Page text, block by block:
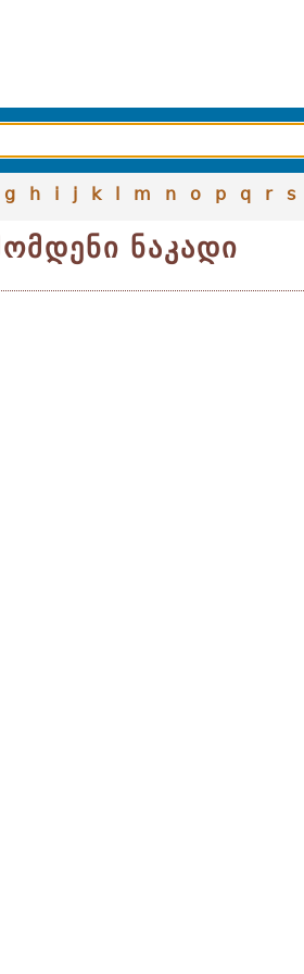
g h i j k l m n o p q r s
ნაკადი